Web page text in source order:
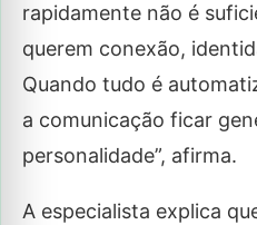
rapidamente não é
querem conexão,
Quando tudo é
a comunicação ficar
personalidade”, afirma.
A especialista explica